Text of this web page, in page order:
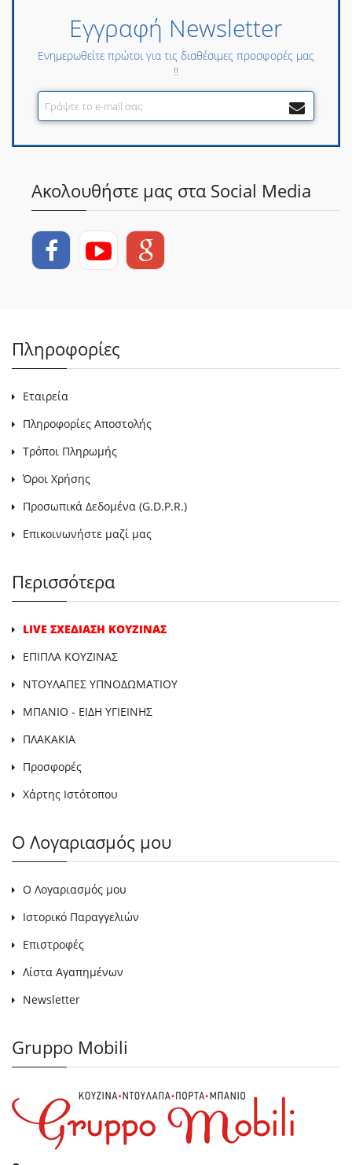
Εγγραφή Newsletter
Ενημερωθείτε πρώτοι για τις διαθέσιμες προσφορές μας
!!
Ακολουθήστε μας στα Social Media
Πληροφορίες
Εταιρεία
Πληροφορίες Αποστολής
Τρόποι Πληρωμής
Όροι Χρήσης
Προσωπικά Δεδομένα (G.D.P.R.)
Επικοινωνήστε μαζί μας
Περισσότερα
LIVE ΣΧΕΔΙΑΣΗ ΚΟΥΖΙΝΑΣ
ΕΠΙΠΛΑ ΚΟΥΖΙΝΑΣ
ΝΤΟΥΛΑΠΕΣ ΥΠΝΟΔΩΜΑΤΙΟΥ
ΜΠΑΝΙΟ - ΕΙΔΗ ΥΓΙΕΙΝΗΣ
ΠΛΑΚΑΚΙΑ
Προσφορές
Χάρτης Ιστότοπου
Ο Λογαριασμός μου
Ο Λογαριασμός μου
Ιστορικό Παραγγελιών
Επιστροφές
Λίστα Αγαπημένων
Newsletter
Gruppo Mobili